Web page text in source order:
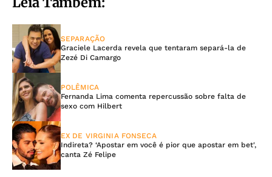
SEPARAÇÃO
Graciele Lacerda revela que tentaram separá-la de
Zezé Di Camargo
POLÊMICA
Fernanda Lima comenta repercussão sobre falta de
sexo com Hilbert
EX DE VIRGINIA FONSECA
Indireta? ‘Apostar em você é pior que apostar em bet',
canta Zé Felipe